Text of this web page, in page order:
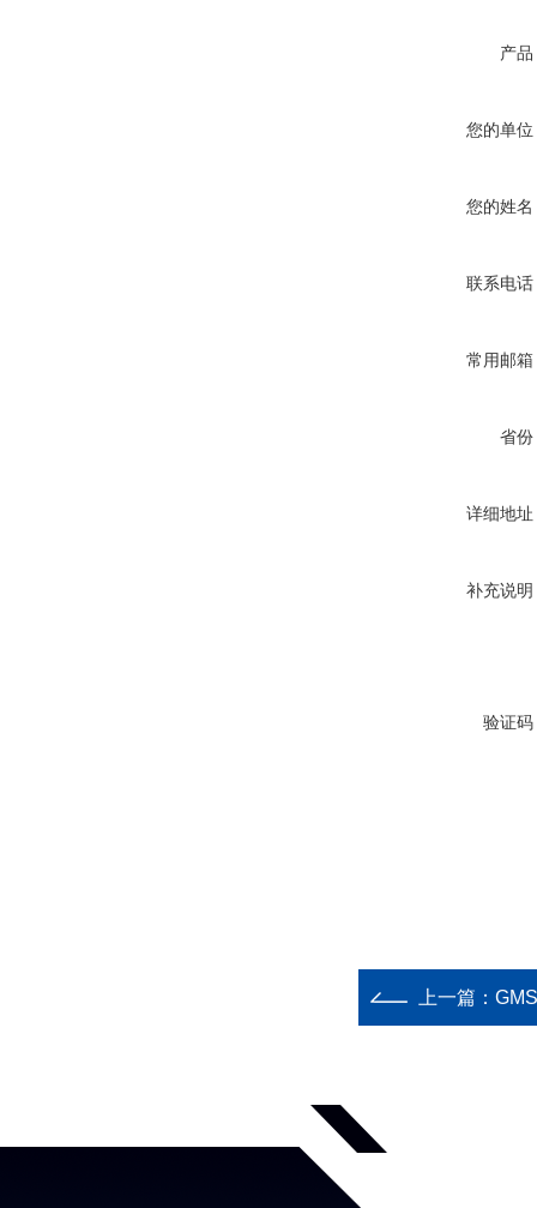
产品
您的单位
您的姓名
联系电话
常用邮箱
省份
详细地址
补充说明
验证码
上一篇：